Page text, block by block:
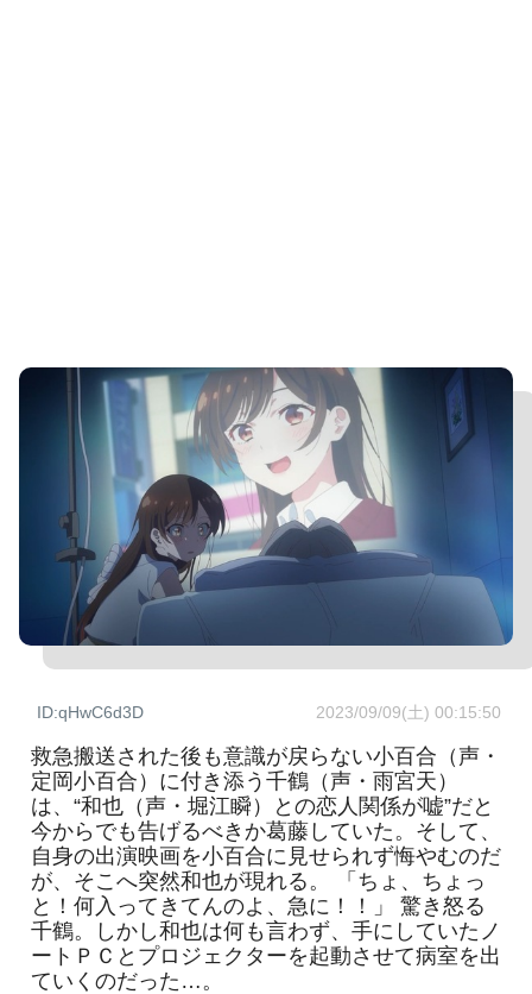
ID:qHwC6d3D 2023/09/09(土) 00:15:50
救急搬送された後も意識が戻らない小百合（声・
定岡小百合）に付き添う千鶴（声・雨宮天）
は、“和也（声・堀江瞬）との恋人関係が嘘”だと
今からでも告げるべきか葛藤していた。そして、
自身の出演映画を小百合に見せられず悔やむのだ
が、そこへ突然和也が現れる。 「ちょ、ちょっ
と！何入ってきてんのよ、急に！！」 驚き怒る
千鶴。しかし和也は何も言わず、手にしていたノ
ートＰＣとプロジェクターを起動させて病室を出
ていくのだった…。